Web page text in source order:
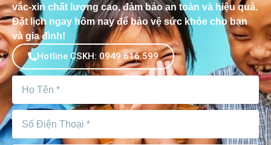
vắc-xin chất lượng cao, đảm bảo an toàn và hiệu quả.
Đặt lịch ngay hôm nay để bảo vệ sức khỏe cho bạn
và gia đình!
Hotline CSKH: 0949.616.599